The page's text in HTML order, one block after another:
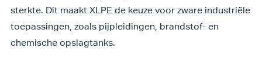
sterkte. Dit maakt XLPE de keuze voor zware industriële
toepassingen, zoals pijpleidingen, brandstof- en
chemische opslagtanks.